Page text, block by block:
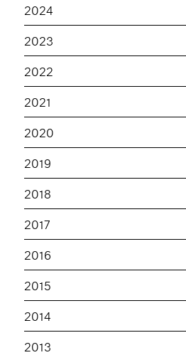
2024
2023
2022
2021
2020
2019
2018
2017
2016
2015
2014
2013